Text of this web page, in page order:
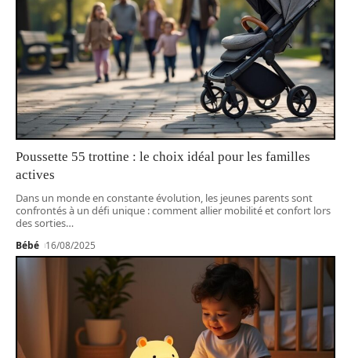
Poussette 55 trottine : le choix idéal pour les familles
actives
Dans un monde en constante évolution, les jeunes parents sont
confrontés à un défi unique : comment allier mobilité et confort lors
des sorties…
Bébé 16/08/2025